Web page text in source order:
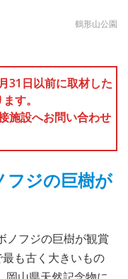
鶴形山公園
31日以前に取材した
す。
施設へお問い合わせ
フジの巨樹が
ノフジの巨樹が観賞
も古く大きいもの